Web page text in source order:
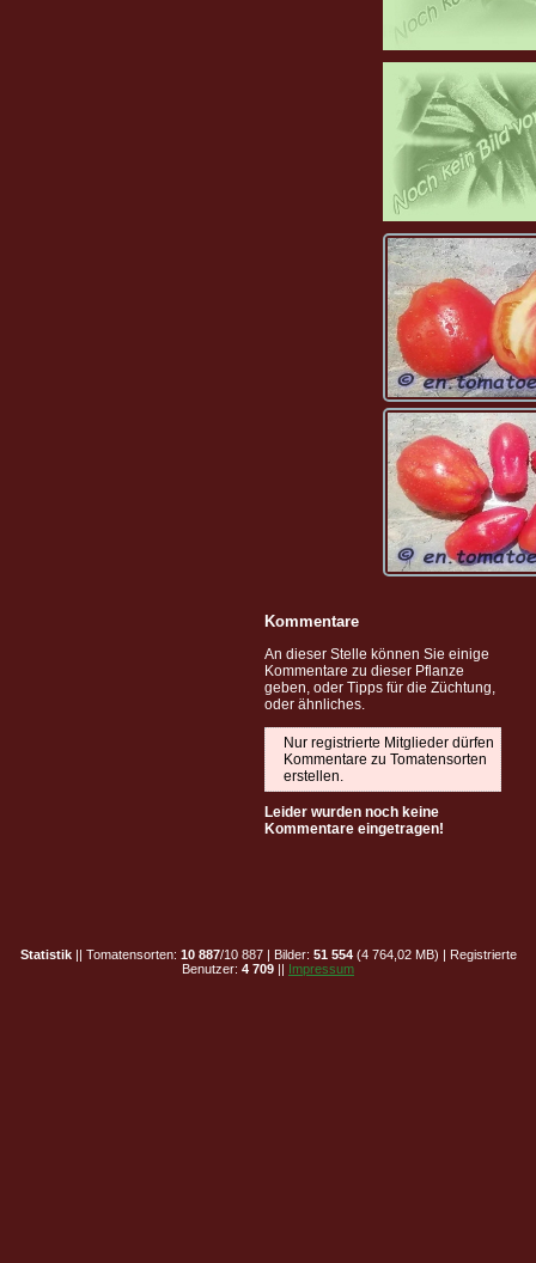
Kommentare
An dieser Stelle können Sie einige
Kommentare zu dieser Pflanze
geben, oder Tipps für die Züchtung,
oder ähnliches.
Nur registrierte Mitglieder dürfen
Kommentare zu Tomatensorten
erstellen.
Leider wurden noch keine
Kommentare eingetragen!
Statistik|| Tomatensorten: 10 887/10 887 | Bilder: 51 554(4 764,02 MB) | Registrierte
Benutzer: 4 709 || Impressum